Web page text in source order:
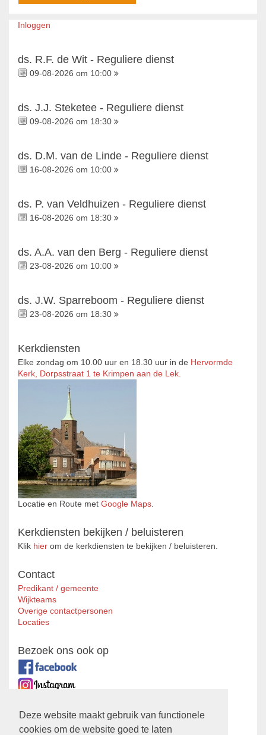
Deze website maakt gebruik van functionele
cookies om de website goed te laten
Inloggen
ds. R.F. de Wit - Reguliere dienst
09-08-2026 om 10:00
ds. J.J. Steketee - Reguliere dienst
09-08-2026 om 18:30
ds. D.M. van de Linde - Reguliere dienst
16-08-2026 om 10:00
ds. P. van Veldhuizen - Reguliere dienst
16-08-2026 om 18:30
ds. A.A. van den Berg - Reguliere dienst
23-08-2026 om 10:00
ds. J.W. Sparreboom - Reguliere dienst
23-08-2026 om 18:30
Kerkdiensten
Elke zondag om 10.00 uur en 18.30 uur in de Hervormde
Kerk, Dorpsstraat 1 te Krimpen aan de Lek.
Locatie en Route met Google Maps.
Kerkdiensten bekijken / beluisteren
Klik hier om de kerkdiensten te bekijken / beluisteren.
Contact
Predikant / gemeente
Wijkteams
Overige contactpersonen
Locaties
Bezoek ons ook op
Zustergemeente
Ontmoetingskerk